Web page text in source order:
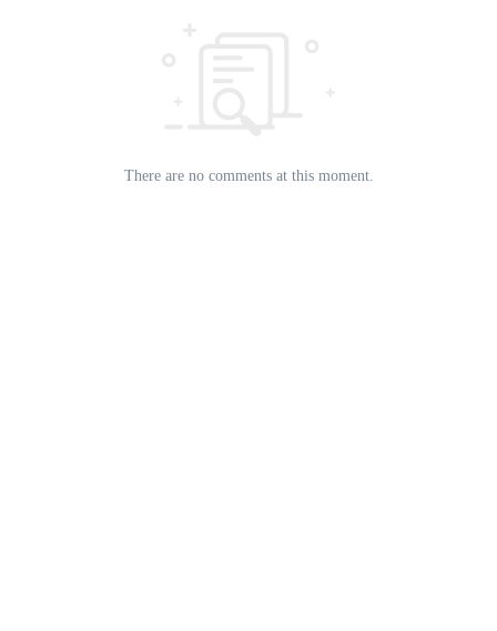
There are no comments at this moment.